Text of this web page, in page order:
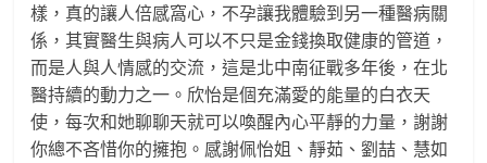
樣，真的讓人倍感窩心，不孕讓我體驗到另一種醫病關
係，其實醫生與病人可以不只是金錢換取健康的管道，
而是人與人情感的交流，這是北中南征戰多年後，在北
醫持續的動力之一。欣怡是個充滿愛的能量的白衣天
使，每次和她聊聊天就可以喚醒內心平靜的力量，謝謝
你總不吝惜你的擁抱。感謝佩怡姐、靜茹、劉喆、慧如